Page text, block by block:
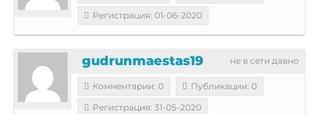
Регистрация: 01-06-2020
не в сети давно
gudrunmaestas19
Комментарии: 0
Публикации: 0
Регистрация: 31-05-2020